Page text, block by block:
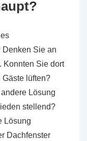
Denken Sie an
Konnten Sie dort
lüften?
Lösung
stellend?
Lösung
Dachfenster